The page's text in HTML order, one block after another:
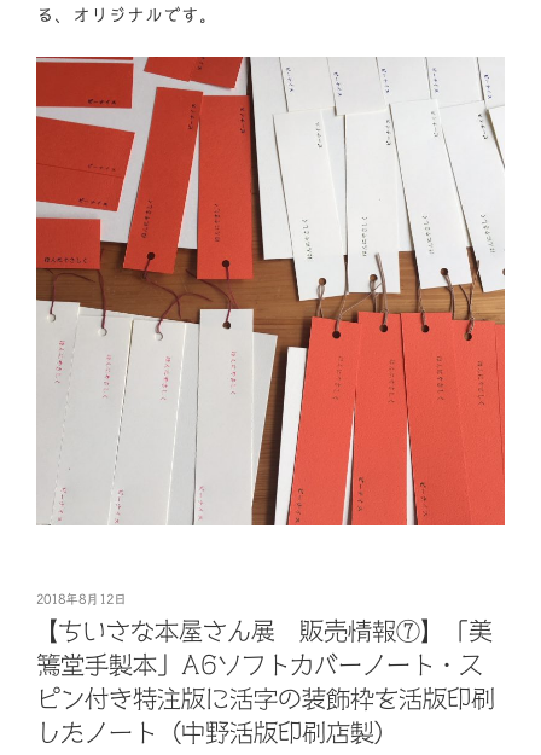
る、オリジナルです。
投
日:
2018年8月12日
【ちいさな本屋さん展 販売情報⑦】「美
篶堂手製本」A6ソフトカバーノート・ス
ピン付き特注版に活字の装飾枠を活版印刷
したノート（中野活版印刷店製）